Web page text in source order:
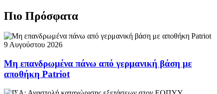
Πιο Πρόσφατα
9 Αυγούστου 2026
Μη επανδρωμένα πάνω από γερμανική βάση με
αποθήκη Patriot